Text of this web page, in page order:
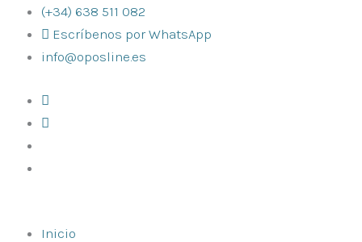
contenido
(+34) 638 511 082
Escríbenos por WhatsApp
info@oposline.es
Inicio